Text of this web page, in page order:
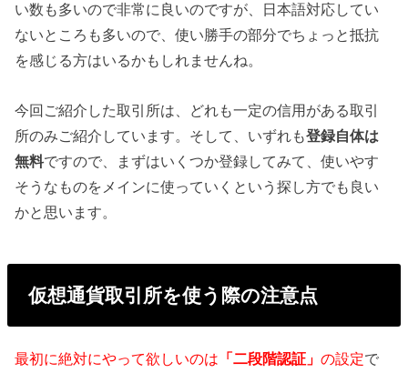
い数も多いので非常に良いのですが、日本語対応してい
ないところも多いので、使い勝手の部分でちょっと抵抗
を感じる方はいるかもしれませんね。
今回ご紹介した取引所は、どれも一定の信用がある取引
所のみご紹介しています。そして、いずれも登録自体は
無料ですので、まずはいくつか登録してみて、使いやす
そうなものをメインに使っていくという探し方でも良い
かと思います。
仮想通貨取引所を使う際の注意点
最初に絶対にやって欲しいのは 「二段階認証」の設定で